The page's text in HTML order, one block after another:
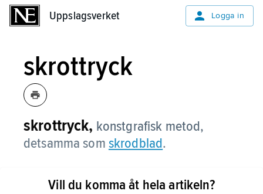
Uppslagsverket Logga in
skrottryck
skrottryck, konstgrafisk metod,
detsamma som skrodblad.
Vill du komma åt hela artikeln?